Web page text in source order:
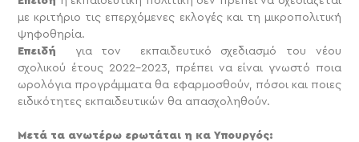
με κριτήριο τις επερχόμενες εκλογές και τη μικροπολιτική
ψηφοθηρία.
Επειδή για τον εκπαιδευτικό σχεδιασμό του νέου
σχολικού έτους 2022-2023, πρέπει να είναι γνωστό ποια
ωρολόγια προγράμματα θα εφαρμοσθούν, πόσοι και ποιες
ειδικότητες εκπαιδευτικών θα απασχοληθούν.
Μετά τα ανωτέρω ερωτάται η κα Υπουργός: